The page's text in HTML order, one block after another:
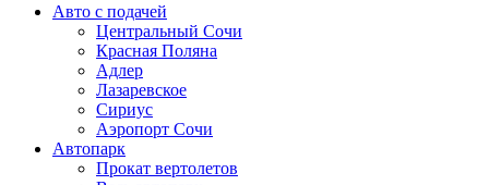
Авто с подачей
Центральный Сочи
Красная Поляна
Адлер
Лазаревское
Сириус
Аэропорт Сочи
Автопарк
Прокат вертолетов